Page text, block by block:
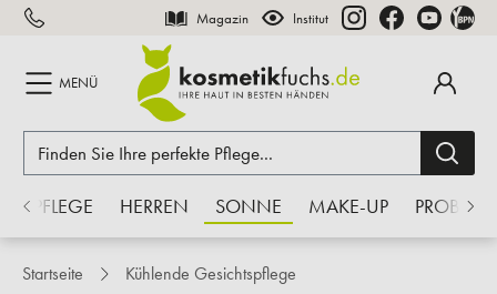
springen Magazin Institut
MENÜ
PFLEGE HERREN SONNE MAKE-UP PROBEN
Startseite Kühlende Gesichtspflege